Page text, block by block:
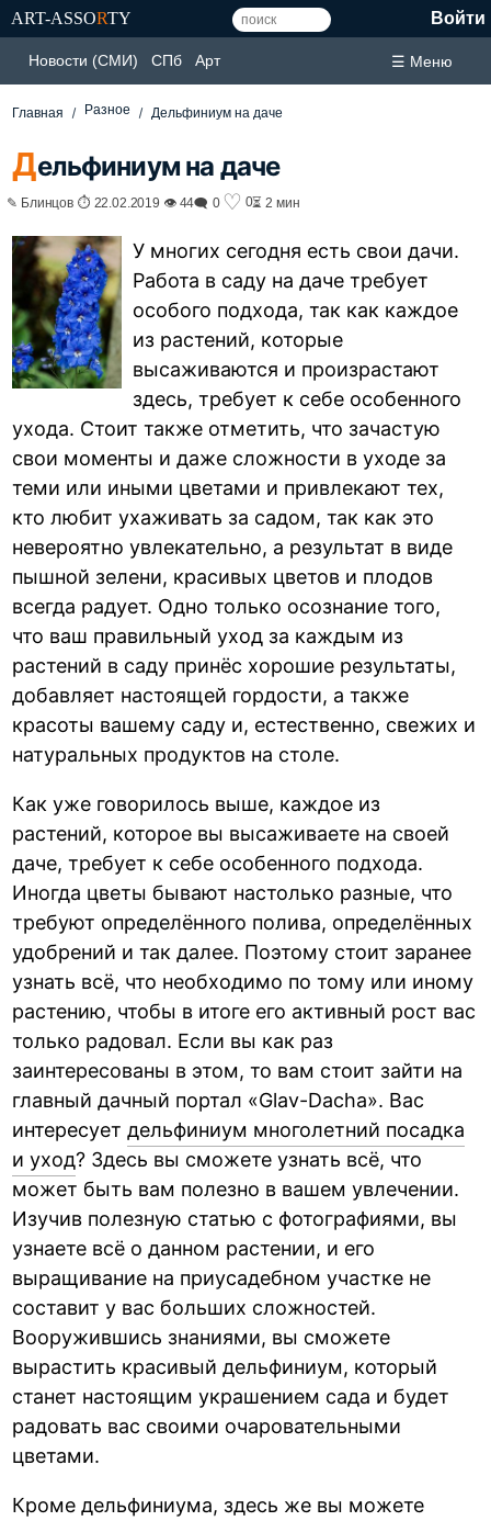
ART-ASSORTY Войти
Новости (СМИ) СПб Арт ☰ Меню
Главная Разное Дельфиниум на даче
Дельфиниум на даче
✎ Блинцов ⏱ 22.02.2019 👁 44🗨 0 ♡ 0⏳ 2 мин
У многих сегодня есть свои дачи.
Работа в саду на даче требует
особого подхода, так как каждое
из растений, которые
высаживаются и произрастают
здесь, требует к себе особенного
ухода. Стоит также отметить, что зачастую
свои моменты и даже сложности в уходе за
теми или иными цветами и привлекают тех,
кто любит ухаживать за садом, так как это
невероятно увлекательно, а результат в виде
пышной зелени, красивых цветов и плодов
всегда радует. Одно только осознание того,
что ваш правильный уход за каждым из
растений в саду принёс хорошие результаты,
добавляет настоящей гордости, а также
красоты вашему саду и, естественно, свежих и
натуральных продуктов на столе.
Как уже говорилось выше, каждое из
растений, которое вы высаживаете на своей
даче, требует к себе особенного подхода.
Иногда цветы бывают настолько разные, что
требуют определённого полива, определённых
удобрений и так далее. Поэтому стоит заранее
узнать всё, что необходимо по тому или иному
растению, чтобы в итоге его активный рост вас
только радовал. Если вы как раз
заинтересованы в этом, то вам стоит зайти на
главный дачный портал «Glav-Dacha». Вас
интересуетдельфиниум многолетний посадка
и уход? Здесь вы сможете узнать всё, что
может быть вам полезно в вашем увлечении.
Изучив полезную статью с фотографиями, вы
узнаете всё о данном растении, и его
выращивание на приусадебном участке не
составит у вас больших сложностей.
Вооружившись знаниями, вы сможете
вырастить красивый дельфиниум, который
станет настоящим украшением сада и будет
радовать вас своими очаровательными
цветами.
Кроме дельфиниума, здесь же вы можете